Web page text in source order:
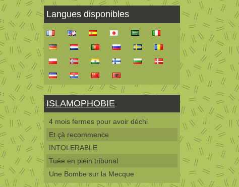
Langues disponibles
ISLAMOPHOBIE
4 mois fermes pour avoir déchi
Et çà recommence
INTOLERABLE
Tuée en plein tribunal
Une Bombe sur la Mecque